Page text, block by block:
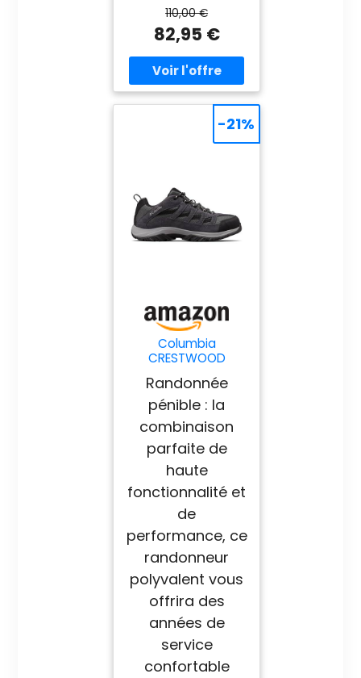
110,00 €
82,95 €
Columbia
CRESTWOOD
Chaussures Basses
De Randonnée Et
Trekking Homme,
Noir (Shark x
Columbia Grey), 44
EU
Randonnée
pénible : la
combinaison
parfaite de
haute
fonctionnalité et
de
performance, ce
randonneur
polyvalent vous
offrira des
années de
service
confortable
-21%